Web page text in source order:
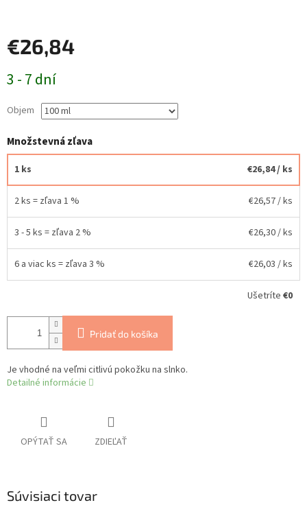
€26,84
cena:
3 - 7 dní
Objem
Množstevná zľava
1 ks €26,84/ ks
2 ks = zľava 1 % €26,57/ ks
3 - 5 ks = zľava 2 % €26,30/ ks
6 a viac ks = zľava 3 % €26,03 / ks
Ušetríte €0
Pridať do košíka
Je vhodné na veľmi citlivú pokožku na slnko.
Detailné informácie
OPÝTAŤ SA ZDIEĽAŤ
Súvisiaci tovar